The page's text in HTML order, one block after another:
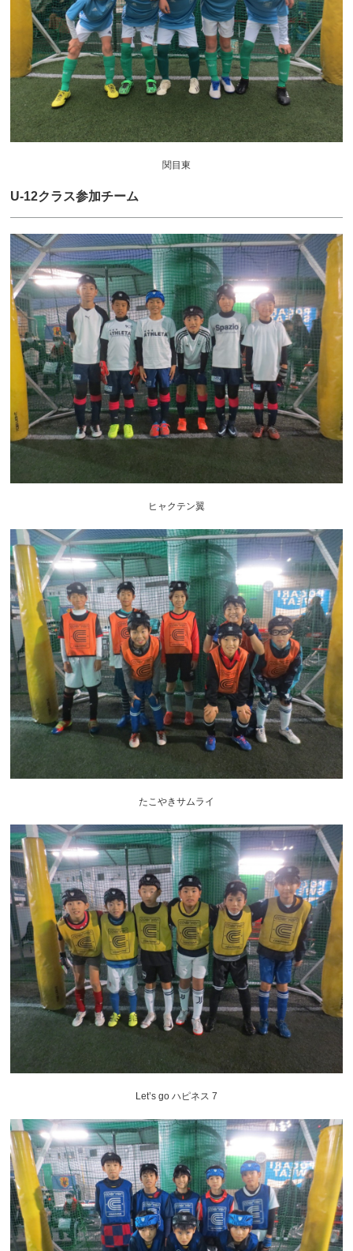
関目東
U-12クラス参加チーム
ヒャクテン翼
たこやきサムライ
Let’s go ハピネス 7